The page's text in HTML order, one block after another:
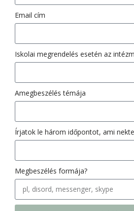
Email cím
Iskolai megrendelés esetén az
Amegbeszélés témája
Írjatok le három időpontot, ami
Megbeszélés formája?